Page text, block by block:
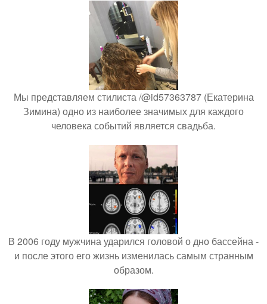
Мы представляем стилиста /@id57363787 (Екатерина
Зимина) одно из наиболее значимых для каждого
человека событий является свадьба.
В 2006 году мужчина ударился головой о дно бассейна -
и после этого его жизнь изменилась самым странным
образом.